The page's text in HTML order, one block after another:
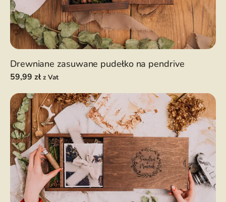
Drewniane zasuwane pudełko na pendrive
59,99 zł z Vat